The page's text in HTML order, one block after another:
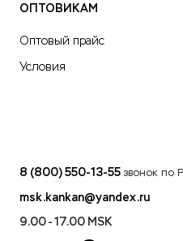
ОПТОВИКАМ
Оптовый прайс
Условия
8 (800) 550-13-55 звонок по
msk.kankan@yandex.ru
9.00 - 17.00 MSK